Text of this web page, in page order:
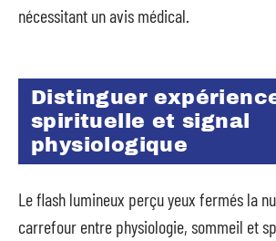
nécessitant un avis médical.
Distinguer
spirituelle et signal
physiologique
Le flash lumineux perçu yeux fermés la
carrefour entre physiologie, sommeil et